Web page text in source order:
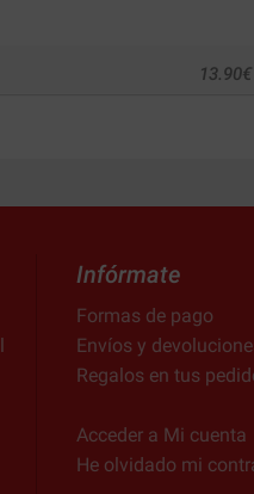
€
13.90
Infórmate
Formas de pago
Envíos y
Regalos en tus
Acceder a Mi cuenta
He olvidado mi